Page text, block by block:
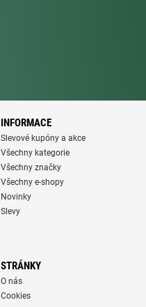
INFORMACE
Slevové kupóny a akce
Všechny kategorie
Všechny značky
Všechny e-shopy
Novinky
Slevy
STRÁNKY
O nás
Cookies